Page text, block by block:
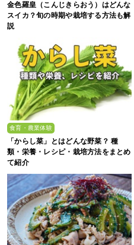
金色羅皇（こんじきらおう）はどんな
スイカ？旬の時期や栽培する方法も解
説
食育・農業体験
「からし菜」とはどんな野菜？ 種
類・栄養・レシピ・栽培方法をまとめ
て紹介